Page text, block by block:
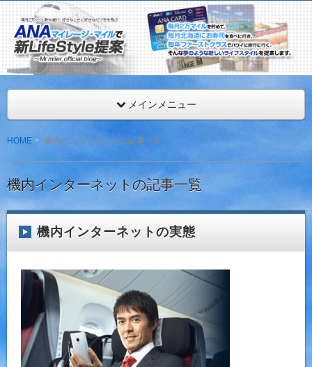
ANAマイレージ・マイルで新LifeStyle提案
ANAマイレージを年間最低216,000マイル獲得するMr.マイラー
見。
メインメニュー
HOME 機内インターネットの記事一覧
機内インターネットの記事一覧
機内インターネットの実態